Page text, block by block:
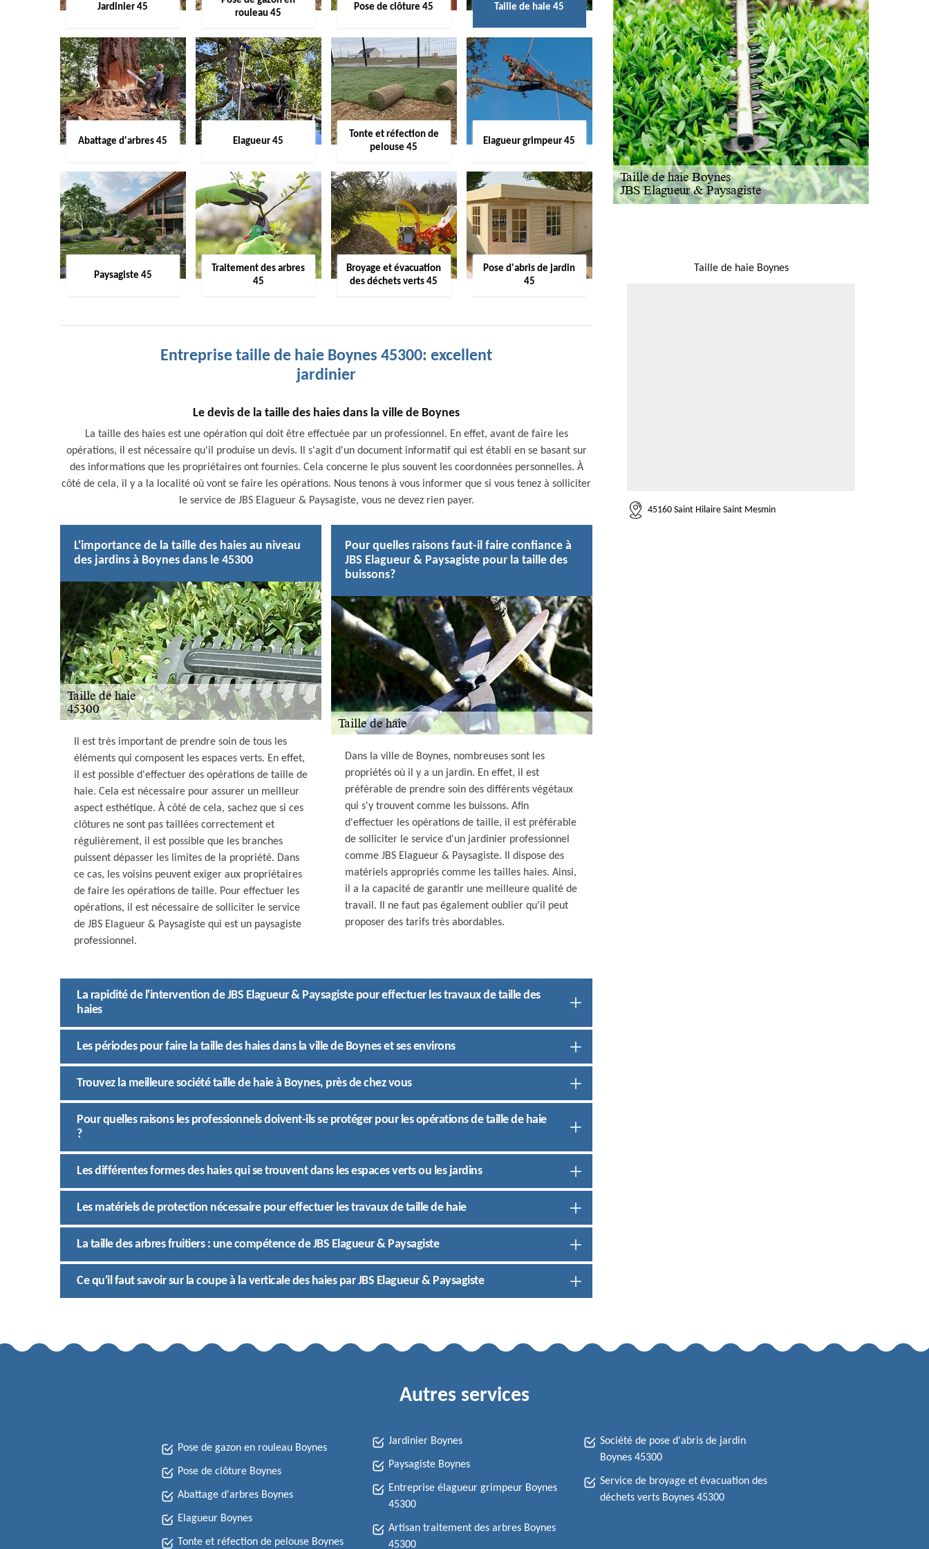
Jardinier 45
rouleau 45
Pose de clôture 45 Taille de haie 45
Abattage d'arbres 45 Elagueur 45
Tonte et réfection de
pelouse 45
Elagueur grimpeur 45
Paysagiste 45
Traitement des arbres
45
Broyage et évacuation
des déchets verts 45
Pose d'abris de jardin
45
Entreprise taille de haie Boynes 45300: excellent
jardinier
Le devis de la taille des haies dans la ville de Boynes
La taille des haies est une opération qui doit être effectuée par un professionnel. En effet, avant de faire les
opérations, il est nécessaire qu'il produise un devis. Il s'agit d'un document informatif qui est établi en se basant sur
des informations que les propriétaires ont fournies. Cela concerne le plus souvent les coordonnées personnelles. À
côté de cela, il y a la localité où vont se faire les opérations. Nous tenons à vous informer que si vous tenez à solliciter
le service de JBS Elagueur & Paysagiste, vous ne devez rien payer.
L'importance de la taille des haies au niveau
des jardins à Boynes dans le 45300
Il est très important de prendre soin de tous les
éléments qui composent les espaces verts. En effet,
il est possible d'effectuer des opérations de taille de
haie. Cela est nécessaire pour assurer un meilleur
aspect esthétique. À côté de cela, sachez que si ces
clôtures ne sont pas taillées correctement et
régulièrement, il est possible que les branches
puissent dépasser les limites de la propriété. Dans
ce cas, les voisins peuvent exiger aux propriétaires
de faire les opérations de taille. Pour effectuer les
opérations, il est nécessaire de solliciter le service
de JBS Elagueur & Paysagiste qui est un paysagiste
professionnel.
Pour quelles raisons faut-il faire confiance à
JBS Elagueur & Paysagiste pour la taille des
buissons?
Dans la ville de Boynes, nombreuses sont les
propriétés où il y a un jardin. En effet, il est
préférable de prendre soin des différents végétaux
qui s'y trouvent comme les buissons. Afin
d'effectuer les opérations de taille, il est préférable
de solliciter le service d'un jardinier professionnel
comme JBS Elagueur & Paysagiste. Il dispose des
matériels appropriés comme les tailles haies. Ainsi,
il a la capacité de garantir une meilleure qualité de
travail. Il ne faut pas également oublier qu'il peut
proposer des tarifs très abordables.
La rapidité de l'intervention de JBS Elagueur & Paysagiste pour effectuer les travaux de taille des
haies
Les périodes pour faire la taille des haies dans la ville de Boynes et ses environs
Trouvez la meilleure société taille de haie à Boynes, près de chez vous
Pour quelles raisons les professionnels doivent-ils se protéger pour les opérations de taille de haie
?
Les différentes formes des haies qui se trouvent dans les espaces verts ou les jardins
Les matériels de protection nécessaire pour effectuer les travaux de taille de haie
La taille des arbres fruitiers : une compétence de JBS Elagueur & Paysagiste
Ce qu'il faut savoir sur la coupe à la verticale des haies par JBS Elagueur & Paysagiste
Taille de haie Boynes
45160 Saint Hilaire Saint Mesmin
Autres services
Pose de gazon en rouleau Boynes
Pose de clôture Boynes
Abattage d'arbres Boynes
Elagueur Boynes
Tonte et réfection de pelouse Boynes
Jardinier Boynes
Paysagiste Boynes
Entreprise élagueur grimpeur Boynes
45300
Artisan traitement des arbres Boynes
45300
Société de pose d'abris de jardin
Boynes 45300
Service de broyage et évacuation des
déchets verts Boynes 45300